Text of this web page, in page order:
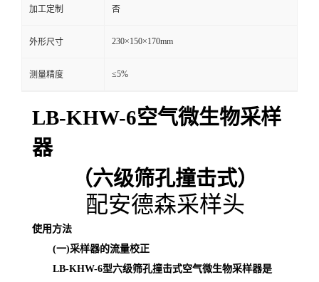
加工定制 否
外形尺寸 230×150×170mm
测量精度 ≤5%
LB-KHW-6空气微生物采样
器
（六级筛孔撞击式）
配安德森采样头
使用方法
(一)采样器的流量校正
LB-KHW-6型六级筛孔撞击式空气微生物采样器是